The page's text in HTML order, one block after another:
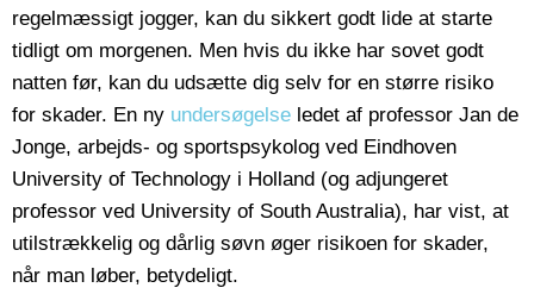
regelmæssigt jogger, kan du sikkert godt lide at starte
tidligt om morgenen. Men hvis du ikke har sovet godt
natten før, kan du udsætte dig selv for en større risiko
for skader. En ny undersøgelse ledet af professor Jan de
Jonge, arbejds- og sportspsykolog ved Eindhoven
University of Technology i Holland (og adjungeret
professor ved University of South Australia), har vist, at
utilstrækkelig og dårlig søvn øger risikoen for skader,
når man løber, betydeligt.